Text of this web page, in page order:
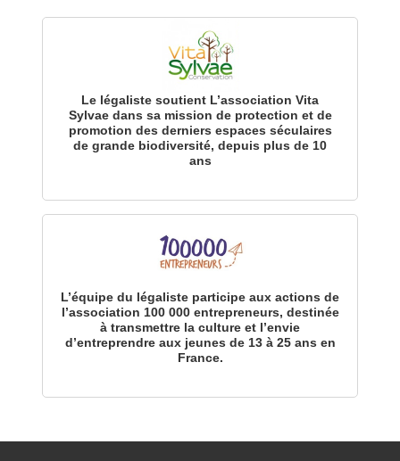
Le légaliste soutient L’association Vita
Sylvae dans sa mission de protection et de
promotion des derniers espaces séculaires
de grande biodiversité, depuis plus de 10
ans
L’équipe du légaliste participe aux actions de
l’association 100 000 entrepreneurs, destinée
à transmettre la culture et l’envie
d’entreprendre aux jeunes de 13 à 25 ans en
France.